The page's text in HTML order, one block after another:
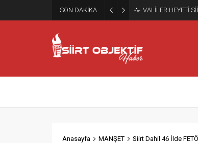
SON DAKİKA BU GECE ELLER
Anasayfa MANŞET Siirt Dahil 46 İlde